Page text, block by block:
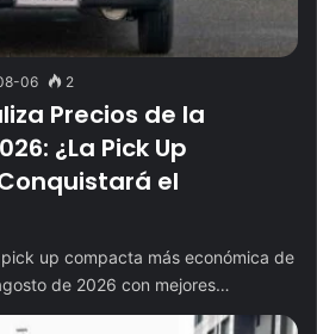
06 2
Precios de la
¿La Pick Up
el
up compacta más económica de
de 2026 con mejores…